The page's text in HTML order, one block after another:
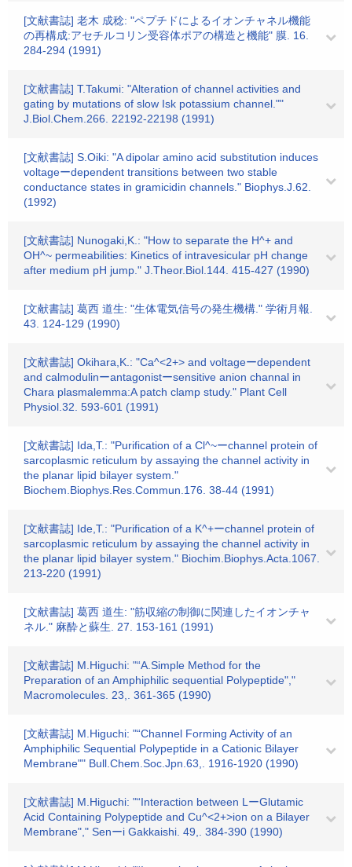
[文献書誌] 老木 成稔: "ペプチドによるイオンチャネル機能
の再構成:アセチルコリン受容体ポアの構造と機能" 膜. 16.
284-294 (1991)
[文献書誌] T.Takumi: "Alteration of channel activities and
gating by mutations of slow Isk potassium channel.""
J.Biol.Chem.266. 22192-22198 (1991)
[文献書誌] S.Oiki: "A dipolar amino acid substitution induces
voltageーdependent transitions between two stable
conductance states in gramicidin channels." Biophys.J.62.
(1992)
[文献書誌] Nunogaki,K.: "How to separate the H^+ and
OH^~ permeabilities: Kinetics of intravesicular pH change
after medium pH jump." J.Theor.Biol.144. 415-427 (1990)
[文献書誌] 葛西 道生: "生体電気信号の発生機構." 学術月報.
43. 124-129 (1990)
[文献書誌] Okihara,K.: "Ca^<2+> and voltageーdependent
and calmodulinーantagonistーsensitive anion channal in
Chara plasmalemma:A patch clamp study." Plant Cell
Physiol.32. 593-601 (1991)
[文献書誌] Ida,T.: "Purification of a Cl^~ーchannel protein of
sarcoplasmic reticulum by assaying the channel activity in
the planar lipid bilayer system."
Biochem.Biophys.Res.Commun.176. 38-44 (1991)
[文献書誌] Ide,T.: "Purification of a K^+ーchannel protein of
sarcoplasmic reticulum by assaying the channel activity in
the planar lipid bilayer system." Biochim.Biophys.Acta.1067.
213-220 (1991)
[文献書誌] 葛西 道生: "筋収縮の制御に関連したイオンチャ
ネル." 麻酔と蘇生. 27. 153-161 (1991)
[文献書誌] M.Higuchi: "“A.Simple Method for the
Preparation of an Amphiphilic sequential Polypeptide","
Macromolecules. 23,. 361-365 (1990)
[文献書誌] M.Higuchi: "“Channel Forming Activity of an
Amphiphilic Sequential Polypeptide in a Cationic Bilayer
Membrane"" Bull.Chem.Soc.Jpn.63,. 1916-1920 (1990)
[文献書誌] M.Higuchi: "“Interaction between LーGlutamic
Acid Containing Polypeptide and Cu^<2+>ion on a Bilayer
Membrane"," Senーi Gakkaishi. 49,. 384-390 (1990)